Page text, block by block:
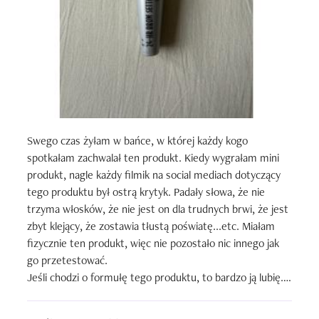
Swego czas żyłam w bańce, w której każdy kogo
spotkałam zachwalał ten produkt. Kiedy wygrałam mini
produkt, nagle każdy filmik na social mediach dotyczący
tego produktu był ostrą krytyk. Padały słowa, że nie
trzyma włosków, że nie jest on dla trudnych brwi, że jest
zbyt klejący, że zostawia tłustą poświatę...etc. Miałam
fizycznie ten produkt, więc nie pozostało nic innego jak
go przetestować.
Jeśli chodzi o formułę tego produktu, to bardzo ją lubię.